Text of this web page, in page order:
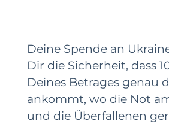
Deine Spende an
Dir die Sicherheit, dass
Deines Betrages genau
ankommt, wo die Not
und die Überfallenen